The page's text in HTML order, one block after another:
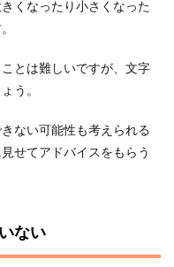
くなったり小さくなった
とは難しいですが、文字
う。
ない可能性も考えられる
せてアドバイスをもらう
ない